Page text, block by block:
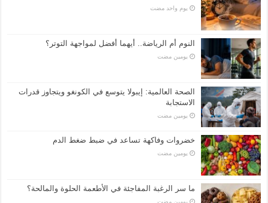
‏يوم واحد مضت
النوم أم الرياضة.. أيهما أفضل لمواجهة التوتر؟
‏يومين مضت
الصحة العالمية: إيبولا يتوسع في الكونغو ويتجاوز قدرات
الاستجابة
‏يومين مضت
خضروات وفاكهة تساعد في ضبط ضغط الدم
‏يومين مضت
ما سر الرغبة المفاجئة في الأطعمة الحلوة والمالحة؟